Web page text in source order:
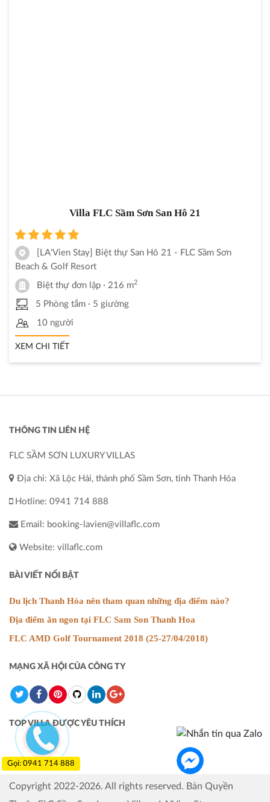
Villa FLC Sầm Sơn San Hô 21
[LA'Vien Stay] Biệt thự San Hô 21 - FLC Sầm Sơn
Beach & Golf Resort
Biệt thự đơn lập · 216 m2
5 Phòng tắm · 5 giường
10 người
XEM CHI TIẾT
THÔNG TIN LIÊN HỆ
FLC SẦM SƠN LUXURY VILLAS
Địa chỉ: Xã Lộc Hải, thành phố Sầm Sơn, tỉnh Thanh Hóa
Hotline: 0941 714 888
Email: booking-lavien@villaflc.com
Website: villaflc.com
BÀI VIẾT NỔI BẬT
Du lịch Thanh Hóa nên tham quan những địa điểm nào?
Địa điểm ăn ngon tại FLC Sam Son Thanh Hoa
FLC AMD Golf Tournament 2018 (25-27/04/2018)
MẠNG XÃ HỘI CỦA CÔNG TY
TOP VILLA ĐƯỢC YÊU THÍCH
Copyright 2022-2026. All rights reserved. Bản Quyền
Gọi: 0941 714 888